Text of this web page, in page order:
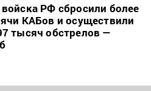
РФ сбросили более
КАБов и осуществили
тысяч обстрелов —